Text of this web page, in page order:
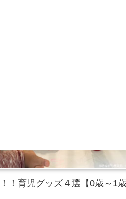
！育児グッズ４選【0歳～1歳